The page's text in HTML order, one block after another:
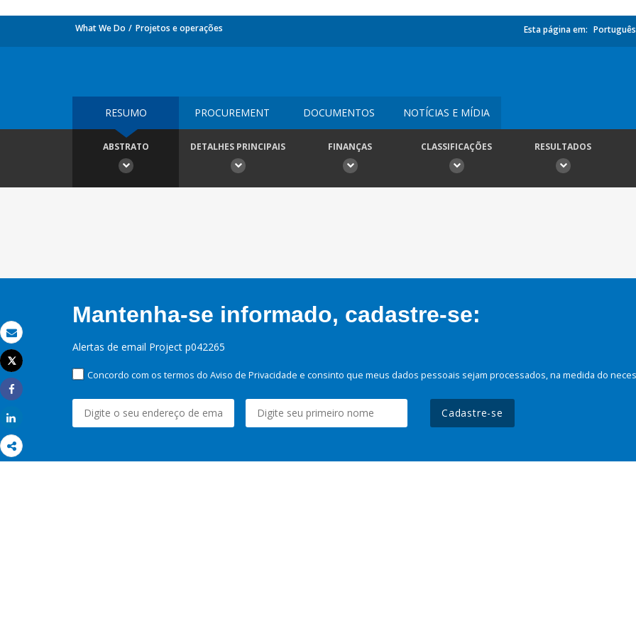
Email
Imprimir
Tweet
Share
What We Do Projetos e operações Esta página em: Português
RESUMO PROCUREMENT DOCUMENTOS NOTÍCIAS E MÍDIA
ABSTRATO DETALHES PRINCIPAIS FINANÇAS CLASSIFICAÇÕES RESULTADOS
Mantenha-se informado, cadastre-se:
Alertas de email Project p042265
Concordo com os termos do Aviso de Privacidade e consinto que meus dados pessoais sejam processados, na medida do
Cadastre-se